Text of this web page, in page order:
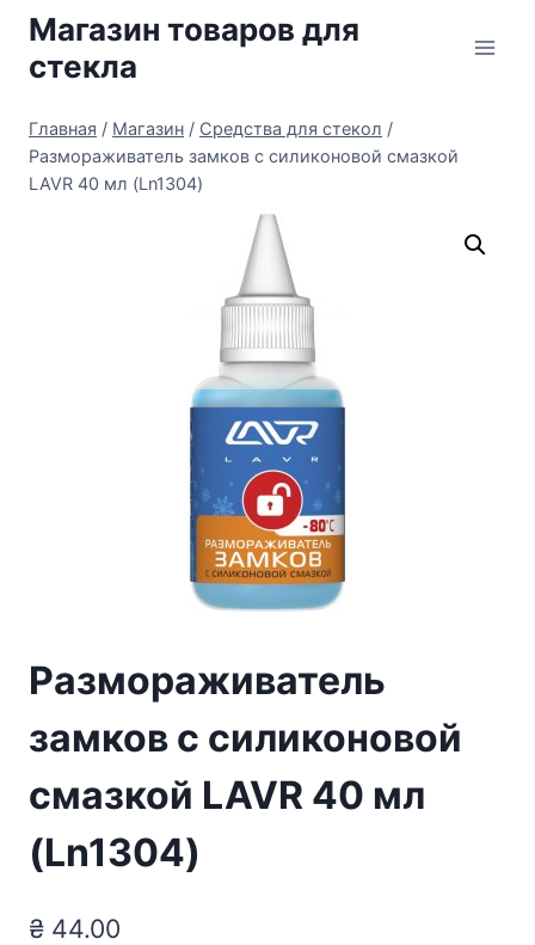
Перейти
содержимому
Магазин товаров для
стекла
Главная / Магазин / Средства для стекол /
Размораживатель замков c силиконовой смазкой
LAVR 40 мл (Ln1304)
Размораживатель
замков c силиконовой
смазкой LAVR 40 мл
(Ln1304)
₴ 44.00